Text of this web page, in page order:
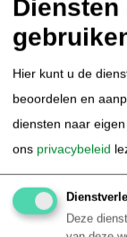
een eigen
langs de
Baía dos
het al. Dit is dé
suppen terwijl
zwemmen.
strand om te
Praia do
Hier kunt u de
beoordelen en
diensten naar
ons privacybeleid
Deze